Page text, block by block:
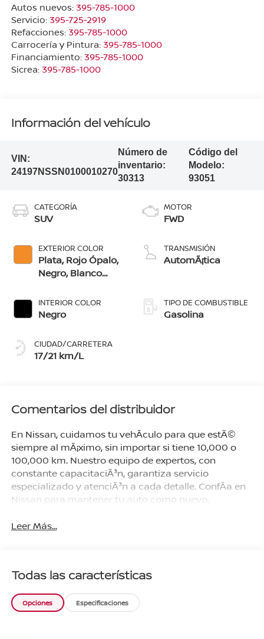
Autos nuevos: 395-785-1000
Servicio: 395-725-2919
Refacciones: 395-785-1000
Carrocería y Pintura: 395-785-1000
Financiamiento: 395-785-1000
Sicrea: 395-785-1000
Información del vehículo
VIN:
24197NSSN0100010270
Número de
inventario:
30313
Código del
Modelo:
93051
CATEGORÍA
SUV
EXTERIOR COLOR
Plata, Rojo Ópalo,
Negro, Blanco
Bengala, Azul
Ártico, Gris Oxford
INTERIOR COLOR
Negro
CIUDAD/CARRETERA
17/21 km/L
MOTOR
FWD
TRANSMISIÓN
AutomÃ¡tica
TIPO DE COMBUSTIBLE
Gasolina
Comentarios del distribuidor
En Nissan, cuidamos tu vehÃ­culo para que estÃ©
siempre al mÃ¡ximo, sin importar si tiene 10,000 o
100,000 km. Nuestro equipo de expertos, con
constante capacitaciÃ³n, garantiza servicio
especializado y atenciÃ³n a cada detalle. ConfÃ­a en
Nissan para mantener tu auto como nuevo.
Leer Más...
Todas las características
Opciones Especificaciones